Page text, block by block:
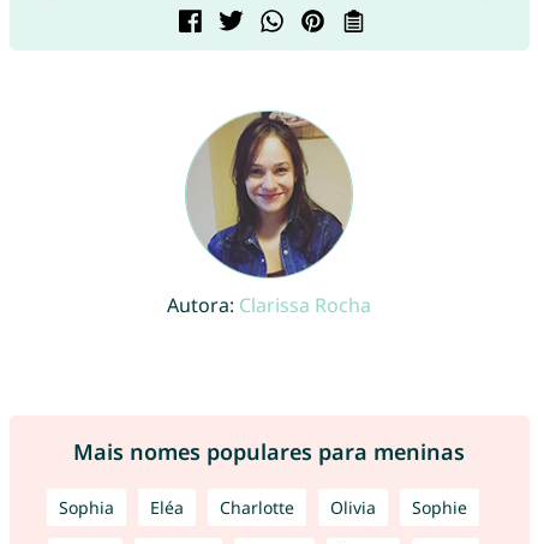
Autora: Clarissa Rocha
Mais nomes populares para meninas
Sophia Eléa Charlotte Olivia Sophie